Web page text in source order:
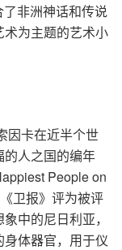
了非洲神话和传说
为主题的艺术小
因卡在近半个世
人之国的编年
People on
卫报》评为被评
中的尼日利亚，
体器官，用于仪